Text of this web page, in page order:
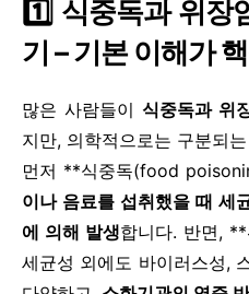
1️⃣ 식중독과 위장
기 – 기본 이해가
많은 사람들이 식중독과 위
지만, 의학적으로는 구분되
먼저 **식중독(food
이나 음료를 섭취했을 때 세
에 의해 발생합니다. 반면,
세균성 외에도 바이러스성,